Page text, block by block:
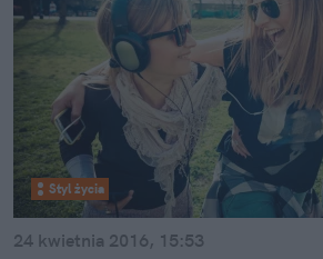
Styl życia
24 kwietnia 2016, 15:53